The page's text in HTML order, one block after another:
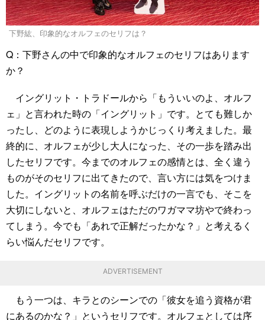
下野紘、印象的なオルフェのセリフは？
Q：下野さんの中で印象的なオルフェのセリフはあります
か？
イングリット・トラドールから「もういいのよ、オルフ
ェ」と言われた時の「イングリット」です。とても難しか
ったし、どのように表現しようかじっくり考えました。最
終的に、オルフェが少し大人になった、その一歩を踏み出
したセリフです。今までのオルフェの感情とは、全く違う
ものがそのセリフに出てきたので、言い方には気をつけま
した。イングリットの名前を呼ぶだけの一言でも、そこを
大切にしないと、オルフェはただのワガママ坊やで終わっ
てしまう。今でも「あれで正解だったかな？」と考えるく
らい悩んだセリフです。
ADVERTISEMENT
もう一つは、キラとのシーンでの「彼女を追う資格が君
にあるのかな？」というセリフです。オルフェとしては序